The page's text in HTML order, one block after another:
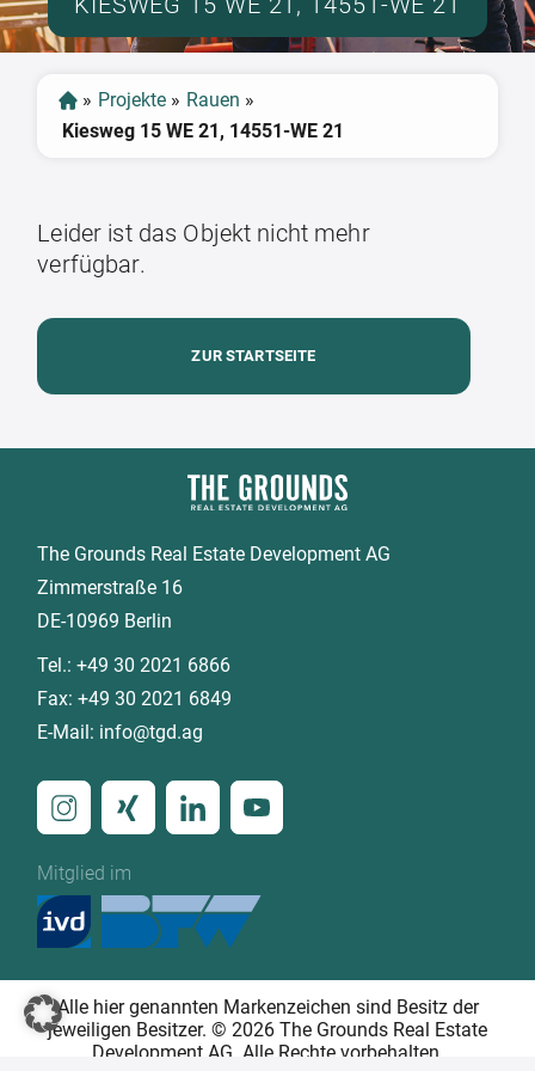
» Projekte » Rauen »
Kiesweg 15 WE 21, 14551-WE 21
Leider ist das Objekt nicht mehr
verfügbar.
ZUR STARTSEITE
The Grounds Real Estate Development AG
Zimmerstraße 16
DE-10969 Berlin
Tel.:+49 30 2021 6866
Fax:+49 30 2021 6849
E-Mail: info@tgd.ag
Mitglied im
Alle hier genannten Markenzeichen sind Besitz der
jeweiligen Besitzer. © 2026 The Grounds Real Estate
Development AG. Alle Rechte vorbehalten.